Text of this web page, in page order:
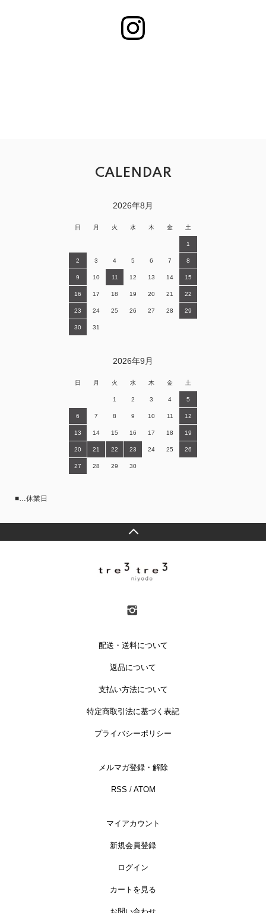
CALENDAR
2026年8月
日 月 火 水 木 金 土
1
2 3 4 5 6 7 8
9 10 11 12 13 14 15
16 17 18 19 20 21 22
23 24 25 26 27 28 29
30 31
2026年9月
日 月 火 水 木 金 土
1 2 3 4 5
6 7 8 9 10 11 12
13 14 15 16 17 18 19
20 21 22 23 24 25 26
27 28 29 30
■…休業日
配送・送料について
返品について
支払い方法について
特定商取引法に基づく表記
プライバシーポリシー
メルマガ登録・解除
RSS / ATOM
マイアカウント
新規会員登録
ログイン
カートを見る